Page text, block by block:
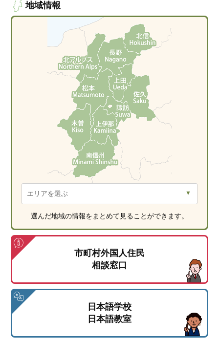
地域情報
選んだ地域の情報をまとめて見ることができます。
市町村外国人住民
相談窓口
日本語学校
日本語教室